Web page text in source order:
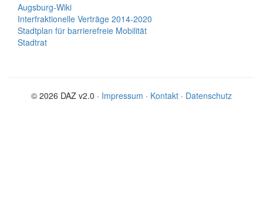
Augsburg-Wiki
Interfraktionelle Verträge 2014-2020
Stadtplan für barrierefreie Mobilität
Stadtrat
© 2026 DAZ v2.0 · Impressum · Kontakt · Datenschutz